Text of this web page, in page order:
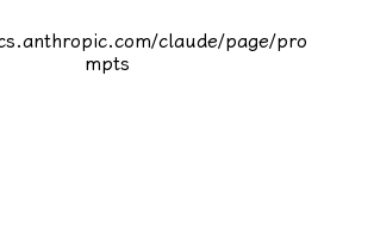
claude/page/pro
mpts